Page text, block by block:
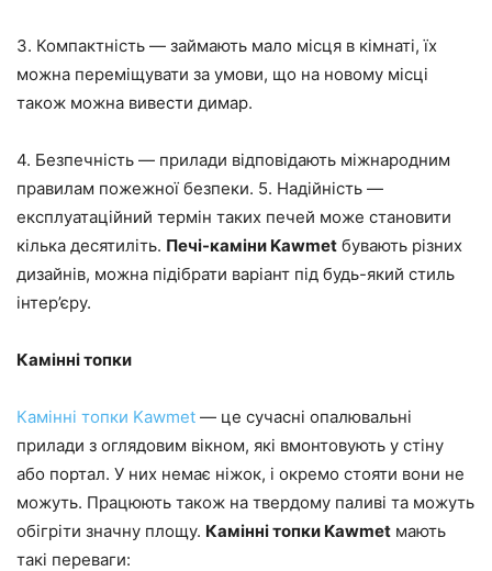
3. Компактність — займають мало місця в кімнаті, їх
можна переміщувати за умови, що на новому місці
також можна вивести димар.
4. Безпечність — прилади відповідають міжнародним
правилам пожежної безпеки. 5. Надійність —
експлуатаційний термін таких печей може становити
кілька десятиліть. Печі-каміни Kawmet бувають різних
дизайнів, можна підібрати варіант під будь-який стиль
інтер’єру.
Камінні топки
Камінні топки Kawmet — це сучасні опалювальні
прилади з оглядовим вікном, які вмонтовують у стіну
або портал. У них немає ніжок, і окремо стояти вони не
можуть. Працюють також на твердому паливі та можуть
обігріти значну площу. Камінні топки Kawmet мають
такі переваги: